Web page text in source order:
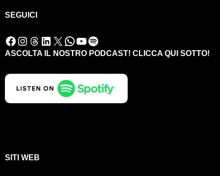
SEGUICI
Facebook Instagram Threads LinkedIn X WhatsApp YouTube Spotify
ASCOLTA IL NOSTRO PODCAST! CLICCA QUI SOTTO!
SITI WEB